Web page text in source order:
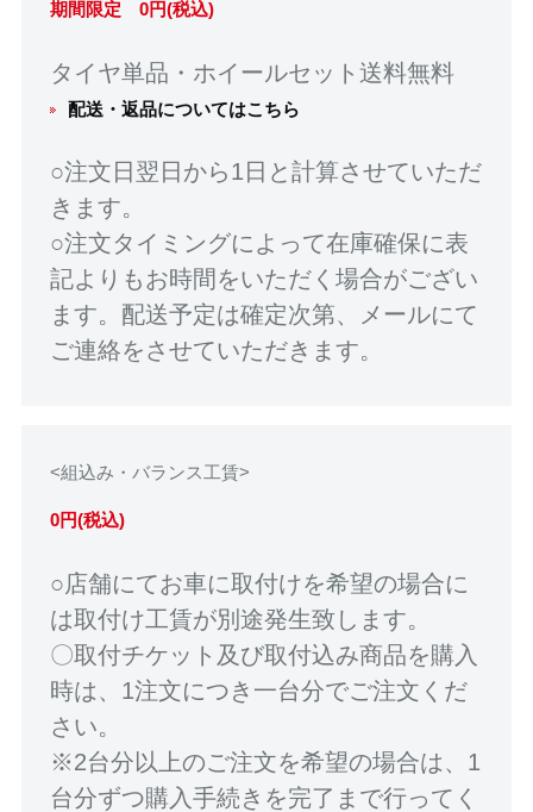
期間限定 0円(税込)
タイヤ単品・ホイールセット送料無料
配送・返品についてはこちら
○注文日翌日から1日と計算させていただ
きます。
○注文タイミングによって在庫確保に表
記よりもお時間をいただく場合がござい
ます。配送予定は確定次第、メールにて
ご連絡をさせていただきます。
<組込み・バランス工賃>
0円(税込)
○店舗にてお車に取付けを希望の場合に
は取付け工賃が別途発生致します。
〇取付チケット及び取付込み商品を購入
時は、1注文につき一台分でご注文くだ
さい。
※2台分以上のご注文を希望の場合は、1
台分ずつ購入手続きを完了まで行ってく